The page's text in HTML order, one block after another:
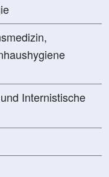
Internistische